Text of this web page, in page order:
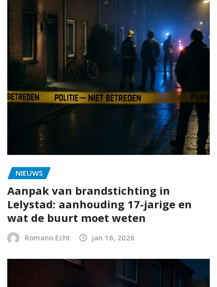
NIEUWS
Aanpak van brandstichting in
Lelystad: aanhouding 17-jarige en
wat de buurt moet weten
Romano Echt jan 16, 2026